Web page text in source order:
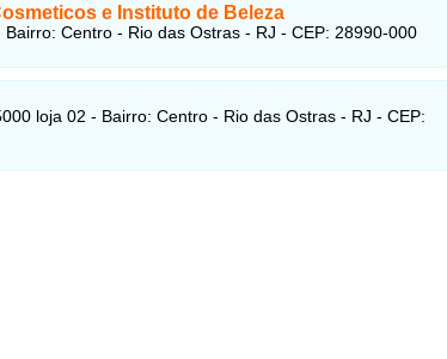
e Instituto de Beleza
Centro - Rio das Ostras - RJ - CEP: 28990-000
loja 02 - Bairro: Centro - Rio das Ostras - RJ - CEP: